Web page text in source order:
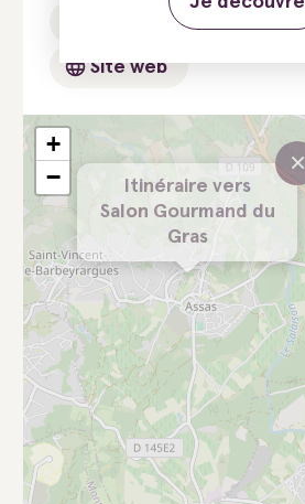
Site web
Itinéraire vers
Salon Gourmand du
Gras
×
+
−